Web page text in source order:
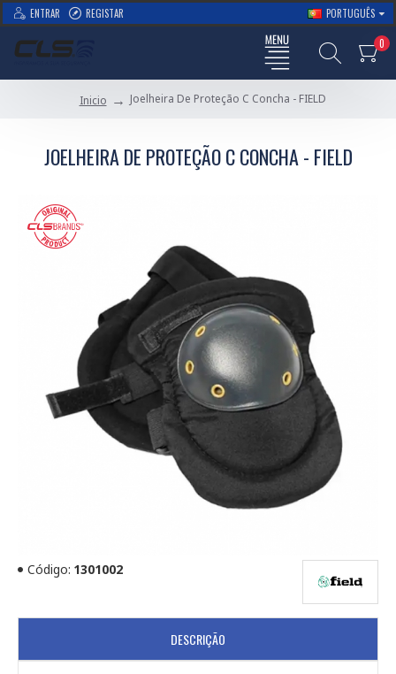
ENTRAR REGISTAR PORTUGUÊS
0
Inicio Joelheira De Proteção C Concha - FIELD
JOELHEIRA DE PROTEÇÃO C CONCHA - FIELD
Código: 1301002
DESCRIÇÃO